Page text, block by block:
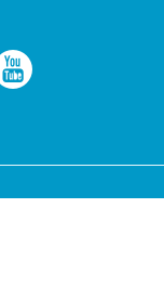
Twitter